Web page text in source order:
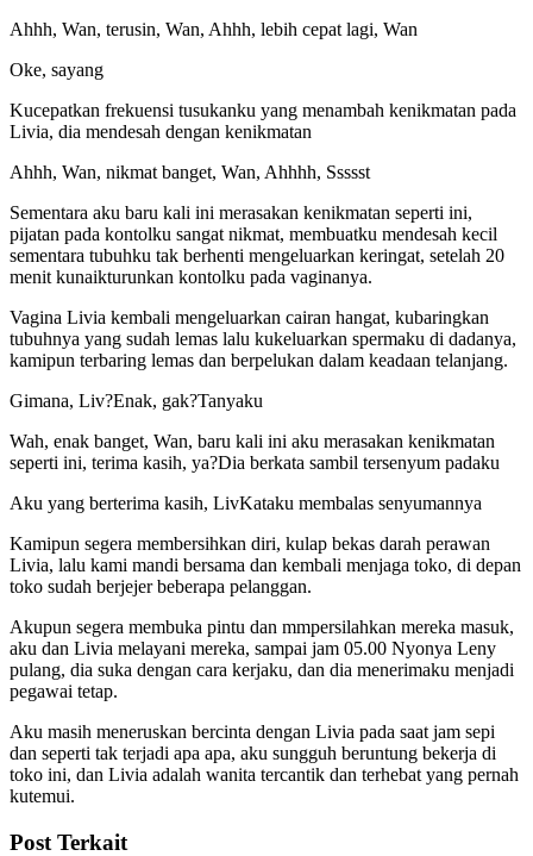
Ahhh, Wan, terusin, Wan, Ahhh, lebih cepat lagi, Wan
Oke, sayang
Kucepatkan frekuensi tusukanku yang menambah kenikmatan pada
Livia, dia mendesah dengan kenikmatan
Ahhh, Wan, nikmat banget, Wan, Ahhhh, Ssssst
Sementara aku baru kali ini merasakan kenikmatan seperti ini,
pijatan pada kontolku sangat nikmat, membuatku mendesah kecil
sementara tubuhku tak berhenti mengeluarkan keringat, setelah 20
menit kunaikturunkan kontolku pada vaginanya.
Vagina Livia kembali mengeluarkan cairan hangat, kubaringkan
tubuhnya yang sudah lemas lalu kukeluarkan spermaku di dadanya,
kamipun terbaring lemas dan berpelukan dalam keadaan telanjang.
Gimana, Liv?Enak, gak?Tanyaku
Wah, enak banget, Wan, baru kali ini aku merasakan kenikmatan
seperti ini, terima kasih, ya?Dia berkata sambil tersenyum padaku
Aku yang berterima kasih, LivKataku membalas senyumannya
Kamipun segera membersihkan diri, kulap bekas darah perawan
Livia, lalu kami mandi bersama dan kembali menjaga toko, di depan
toko sudah berjejer beberapa pelanggan.
Akupun segera membuka pintu dan mmpersilahkan mereka masuk,
aku dan Livia melayani mereka, sampai jam 05.00 Nyonya Leny
pulang, dia suka dengan cara kerjaku, dan dia menerimaku menjadi
pegawai tetap.
Aku masih meneruskan bercinta dengan Livia pada saat jam sepi
dan seperti tak terjadi apa apa, aku sungguh beruntung bekerja di
toko ini, dan Livia adalah wanita tercantik dan terhebat yang pernah
kutemui.
Post Terkait